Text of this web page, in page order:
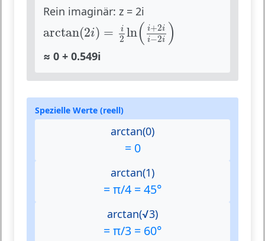
Rein imaginär: z = 2i
arctan(2i) = i
2 ln( i+2i
i−2i )
2i ln +2ii− 2
≈ 0 + 0.549i
Spezielle Werte (reell)
arctan(0)
= 0
arctan(1)
= π/4 = 45°
arctan(√3)
= π/3 = 60°